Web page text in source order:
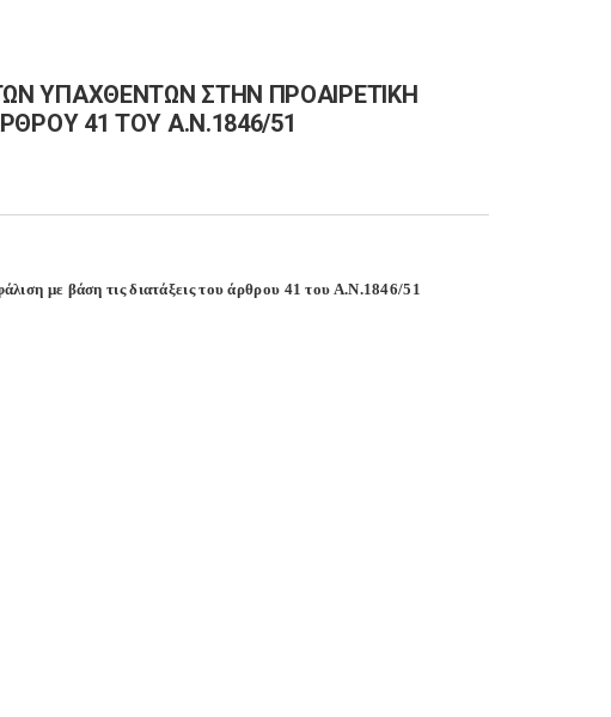
ΥΠΑΧΘΕΝΤΩΝ ΣΤΗΝ ΠΡΟΑΙΡΕΤΙΚΗ
41 ΤΟΥ Α.Ν.1846/51
με βάση τις διατάξεις του άρθρου 41 του Α.Ν.1846/51